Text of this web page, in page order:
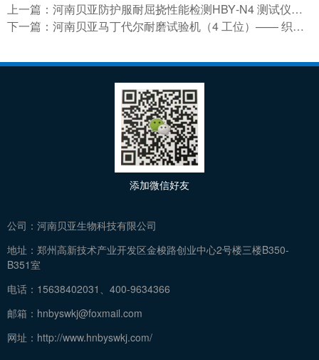
上一篇： 河南贝亚防护服耐屈挠性能检测HBY‑N4 测试仪技术详解
下一篇： 河南贝亚马丁代尔耐磨试验机（4 工位）—— 织物耐磨与起毛起球标准检测设备
公司： 河南贝亚生物科技有限公司
地址： 郑州高新技术产业开发区金梭路创业中心2号楼三楼B350-
B351室
电话： 15638402031、400-9634366
邮箱： hnbyswkj@foxmail.com
网址： http://www.hnbyswkj.com/
添加微信好友